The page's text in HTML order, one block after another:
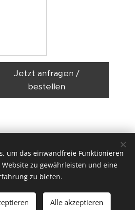
Jetzt anfragen /
bestellen
. Ensisheimer Straße 8, 79110 Freiburg
vonWebnode Cookies
um das einwandfreie Funktionieren
zu gewährleisten und eine
zu bieten.
Alle akzeptieren